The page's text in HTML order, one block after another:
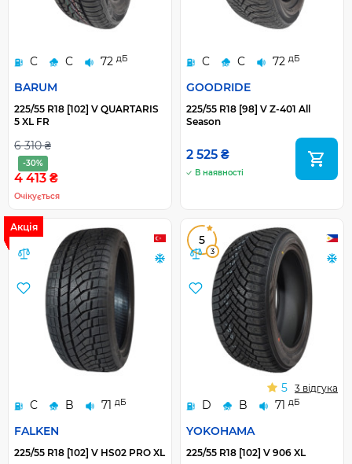
C C 72 дБ
BARUM
225/55 R18 [102] V QUARTARIS
5 XL FR
6 310 ₴
-30%
4 413 ₴
Очікується
C C 72 дБ
GOODRIDE
225/55 R18 [98] V Z-401 All
Season
2 525 ₴
В наявності
Акція
C B 71 дБ
FALKEN
225/55 R18 [102] V HS02 PRO XL
5
3
D B 71 дБ
YOKOHAMA
5 3 відгука
225/55 R18 [102] V 906 XL